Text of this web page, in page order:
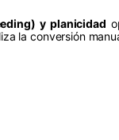
y planicidad
la conversión